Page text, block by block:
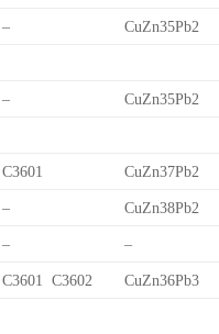
– CuZn35Pb2
– CuZn35Pb2
C3601 CuZn37Pb2
– CuZn38Pb2
– –
C3601 C3602 CuZn36Pb3